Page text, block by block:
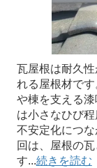
瓦屋根は耐久
れる屋根材で
や棟を支える
は小さなひび
不安定化につ
回は、屋根の
す...続きを読む